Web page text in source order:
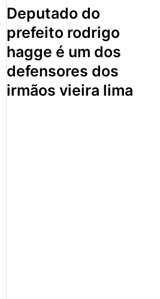
deputado do
prefeito rodrigo
hagge é um dos
defensores dos
irmãos vieira lima